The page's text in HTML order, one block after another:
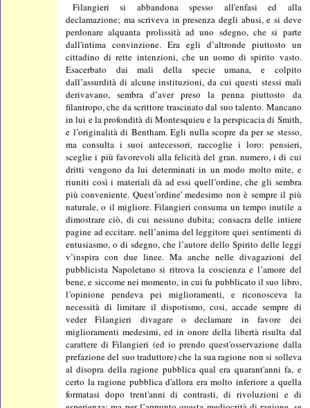
Filangieri si abbandona spesso all'enfasi ed alla
declamazione; ma scriveva in presenza degli abusi, e si deve
perdonare alquanta prolissità ad uno sdegno, che si parte
dall'intima convinzione. Era egli d’altronde piuttosto un
cittadino di rette intenzioni, che un uomo di spirito vasto.
Esacerbato dai mali della specie umana, e colpito
dall’assurdità di alcune instituzioni, da cui questi stessi mali
derivavano, sembra d’aver preso la penna piuttosto da
filantropo, che da scrittore trascinato dal suo talento. Mancano
in lui e la profondità di Montesquieu e la perspicacia di Smith,
e l’originalità di Bentham. Egli nulla scopre da per se stesso,
ma consulta i suoi antecessori, raccoglie i loro: pensieri,
sceglie i più favorevoli alla felicità del gran. numero, i di cui
dritti vengono da lui determinati in un modo molto mite, e
riuniti così i materiali dà ad essi quell’ordine, che gli sembra
più conveniente. Quest’ordine' medesimo non è sempre il più
naturale, o il migliore. Filangieri consuma un tempo inutile a
dimostrare ciò, di cui nessuno dubita; consacra delle intiere
pagine ad eccitare. nell’anima del leggitore quei sentimenti di
entusiasmo, o di sdegno, che l’autore dello Spirito delle leggi
v’inspira con due linee. Ma anche nelle divagazioni del
pubblicista Napoletano si ritrova la coscienza e l’amore del
bene, e siccome nei momento, in cui fu pubblicato il suo libro,
l’opinione pendeva pei miglioramenti, e riconosceva la
necessità di limitare il dispotismo, cosi, accade sempre di
veder Filangieri divagare o declamare in favore dei
miglioramenti medesimi, ed in onore della libertà risulta dal
carattere di Filangieri (ed io prendo quest'osservazione dalla
prefazione del suo traduttore) che la sua ragione non si solleva
al disopra della ragione pubblica qual era quarant'anni fa, e
certo la ragione pubblica d'allora era molto inferiore a quella
formatasi dopo trent'anni di contrasti, di rivoluzioni e di